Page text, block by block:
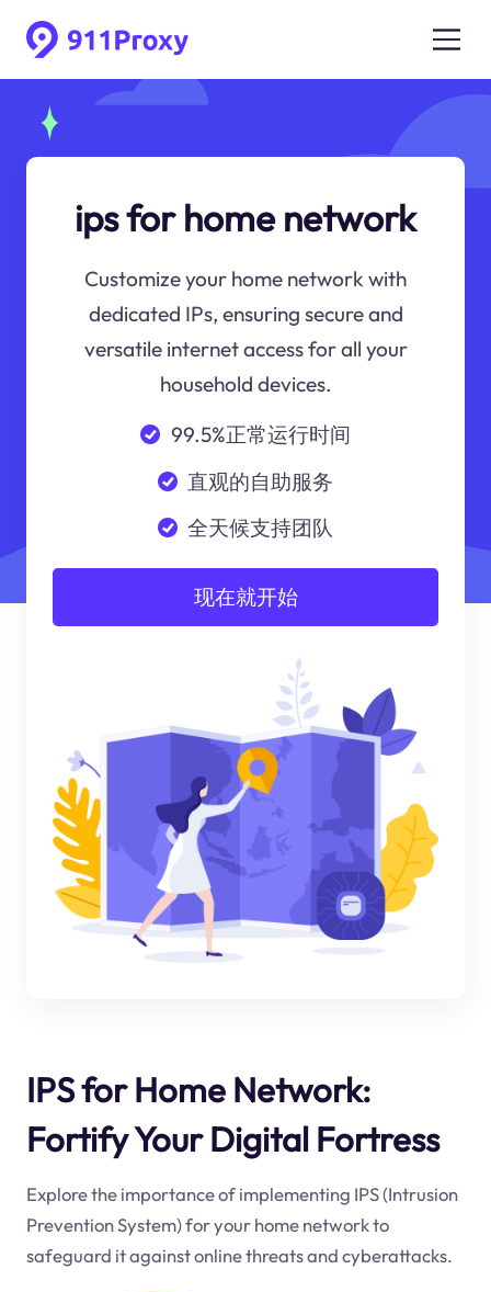
ips for home network
Customize your home network with
dedicated IPs, ensuring secure and
versatile internet access for all your
household devices.
99.5%正常运行时间
直观的自助服务
全天候支持团队
现在就开始
IPS for Home Network:
Fortify Your Digital Fortress
Explore the importance of implementing IPS (Intrusion
Prevention System) for your home network to
safeguard it against online threats and cyberattacks.